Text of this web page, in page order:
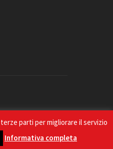
parti per migliorare il servizio
Informativa completa